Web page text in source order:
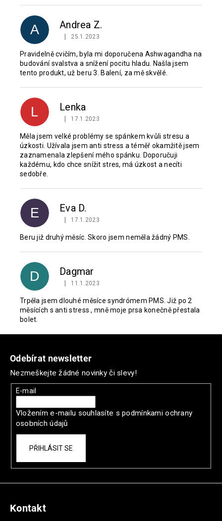
A Andrea Z.
Hodnocení produktu je 5 z 5 hvězdiček.
25.1.2023
Pravidelně cvičím, byla mi doporučena Ashwagandha na
budování svalstva a snížení pocitu hladu. Našla jsem
tento produkt, už beru 3. Balení, za mě skvělé.
L Lenka
Hodnocení produktu je 5 z 5 hvězdiček.
17.1.2023
Měla jsem velké problémy se spánkem kvůli stresu a
úzkosti. Užívala jsem anti stress a téměř okamžitě jsem
zaznamenala zlepšení mého spánku. Doporučuji
každému, kdo chce snížit stres, má úzkost a necíti
sedobře.
E Eva D.
Hodnocení produktu je 4 z 5 hvězdiček.
17.1.2023
Beru již druhý měsíc. Skoro jsem neměla žádný PMS.
D Dagmar
Hodnocení produktu je 5 z 5 hvězdiček.
11.1.2023
Trpěla jsem dlouhé měsíce syndrómem PMS. Již po 2
měsících s anti stress , mně moje prsa konečně přestala
bolet.
Odebírat newsletter
Nezmeškejte žádné novinky či slevy!
E-mail
Vložením e-mailu souhlasíte spodmínkami ochrany
osobních údajů
PŘIHLÁSIT SE
Kontakt